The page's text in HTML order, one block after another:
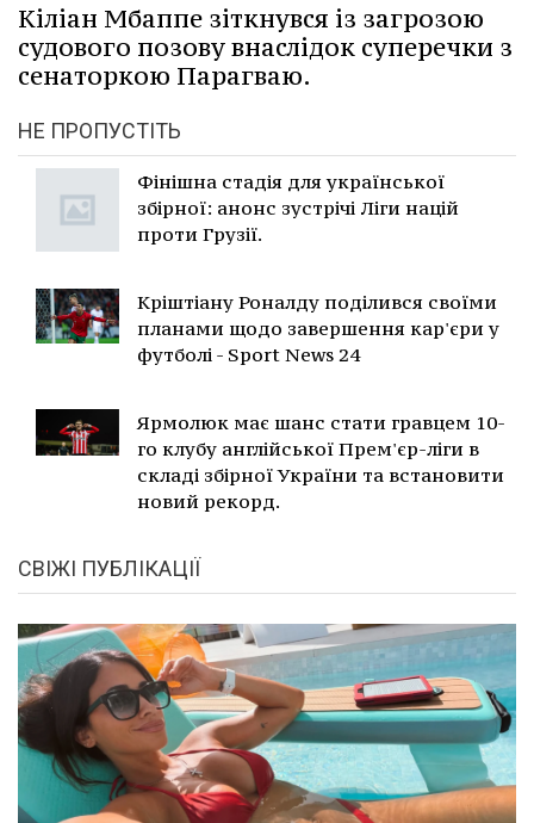
Кіліан Мбаппе зіткнувся із загрозою
судового позову внаслідок суперечки з
сенаторкою Парагваю.
НЕ ПРОПУСТІТЬ
Фінішна стадія для української
збірної: анонс зустрічі Ліги націй
проти Грузії.
Кріштіану Роналду поділився своїми
планами щодо завершення кар'єри у
футболі - Sport News 24
Ярмолюк має шанс стати гравцем 10-
го клубу англійської Прем'єр-ліги в
складі збірної України та встановити
новий рекорд.
СВІЖІ ПУБЛІКАЦІЇ